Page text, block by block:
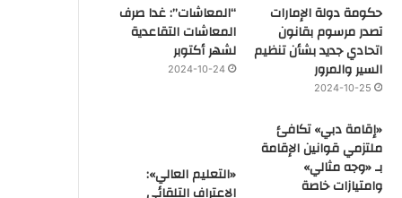
حكومة دولة الإمارات
تصدر مرسوم بقانون
اتحادي جديد بشأن تنظيم
السير والمرور
2024-10-25
“المعاشات”: غدا صرف
المعاشات التقاعدية
لشهر أكتوبر
2024-10-24
«إقامة دبي» تكافئ
ملتزمي قوانين الإقامة
بـ «وجه مثالي»
وامتيازات خاصة
«التعليم العالي»: